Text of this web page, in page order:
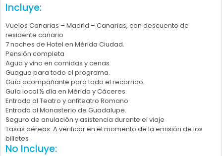
Incluye:
Vuelos Canarias – Madrid – Canarias, con descuento de
residente canario
7 noches de Hotel en Mérida Ciudad.
Pensión completa
Agua y vino en comidas y cenas
Guagua para todo el programa.
Guía acompañante para todo el recorrido.
Guía local ½ día en Mérida y Cáceres.
Entrada al Teatro y anfiteatro Romano
Entrada al Monasterio de Guadalupe.
Seguro de anulación y asistencia durante el viaje
Tasas aéreas. A verificar en el momento de la emisión de los
billetes
No Incluye: